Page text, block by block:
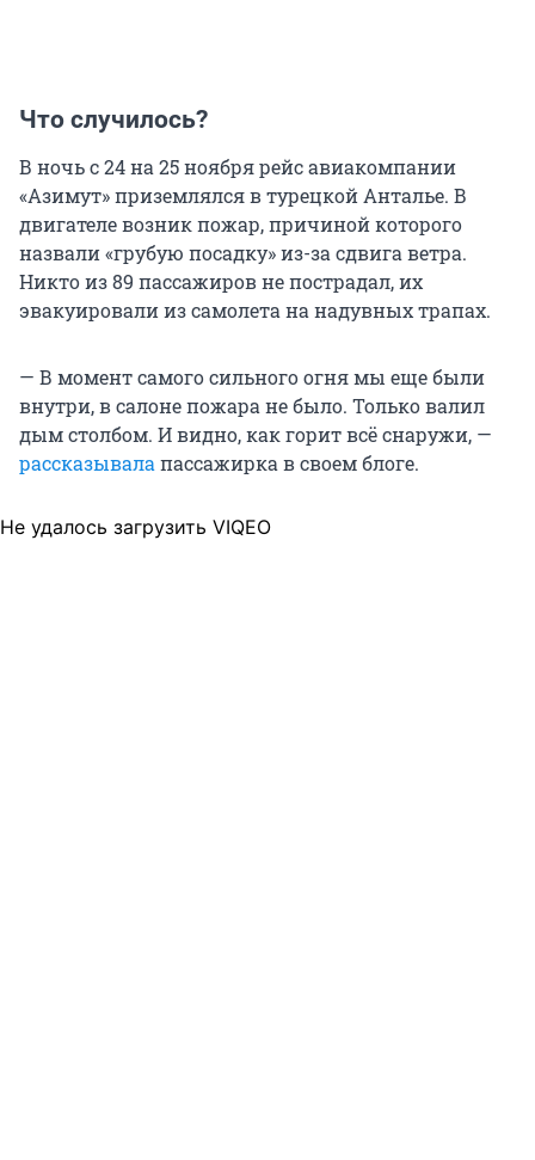
Что случилось?
В ночь с 24 на 25 ноября рейс авиакомпании
«Азимут» приземлялся в турецкой Анталье. В
двигателе возник пожар, причиной которого
назвали «грубую посадку» из-за сдвига ветра.
Никто из 89 пассажиров не пострадал, их
эвакуировали из самолета на надувных трапах.
— В момент самого сильного огня мы еще были
внутри, в салоне пожара не было. Только валил
дым столбом. И видно, как горит всё снаружи, —
рассказывалапассажирка в своем блоге.
Не удалось загрузить VIQEO